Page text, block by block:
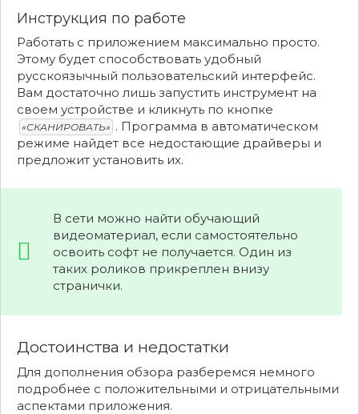
Инструкция по работе
Работать с приложением максимально просто.
Этому будет способствовать удобный
русскоязычный пользовательский интерфейс.
Вам достаточно лишь запустить инструмент на
своем устройстве и кликнуть по кнопке
«СКАНИРОВАТЬ» . Программа в автоматическом
режиме найдет все недостающие драйверы и
предложит установить их.
В сети можно найти обучающий
видеоматериал, если самостоятельно
освоить софт не получается. Один из
таких роликов прикреплен внизу
странички.
Достоинства и недостатки
Для дополнения обзора разберемся немного
подробнее с положительными и отрицательными
аспектами приложения.